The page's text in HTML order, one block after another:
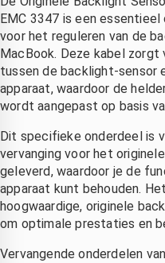
EMC 3347 is een
voor het reguleren van de
MacBook. Deze kabel
tussen de backlight-sensor
apparaat, waardoor de
wordt aangepast op basis
Dit specifieke onderdeel is
vervanging voor het
geleverd, waardoor je de
apparaat kunt behouden.
hoogwaardige, originele
om optimale prestaties en
Vervangende onderdelen
Saleh
hij
dat
hele
compute
r terug
nieuw
beeld
scherm
en ook
meteen
nieuwe
accu,
laten
plaatsen
. zonder